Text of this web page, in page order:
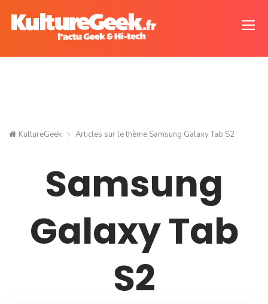
KultureGeek Articles sur le thème Samsung Galaxy Tab S2
Samsung
Galaxy Tab
S2